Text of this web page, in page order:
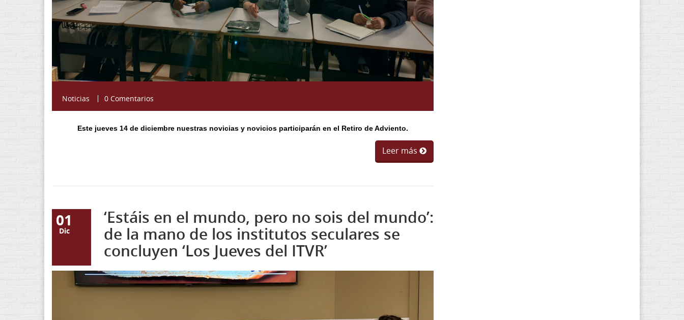
Noticias 0 Comentarios
Este jueves 14 de diciembre nuestras novicias y novicios participarán en el Retiro de Adviento.
Leer más
01
Dic
‘Estáis en el mundo, pero no sois del mundo’:
de la mano de los institutos seculares se
concluyen ‘Los Jueves del ITVR’
b9f5cc49-57dc-4c88-b9ad-765fd5189c41.jpg